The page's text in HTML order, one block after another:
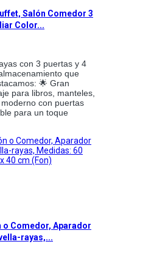
Salón Comedor 3
Color...
con 3 puertas y 4
que
🌟 Gran
para libros, manteles,
con puertas
para un toque
o Comedor, Aparador
rayas,...